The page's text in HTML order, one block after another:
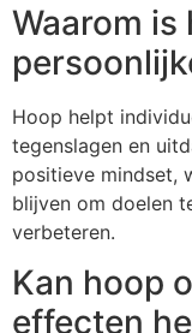
Waarom
Hoop helpt
tegenslagen en
positieve mindset,
blijven om doelen
verbeteren.
Kan hoop
effecten